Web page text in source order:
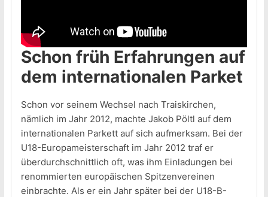
Schon früh Erfahrungen auf
dem internationalen Parket
Schon vor seinem Wechsel nach Traiskirchen,
nämlich im Jahr 2012, machte Jakob Pöltl auf dem
internationalen Parkett auf sich aufmerksam. Bei der
U18-Europameisterschaft im Jahr 2012 traf er
überdurchschnittlich oft, was ihm Einladungen bei
renommierten europäischen Spitzenvereinen
einbrachte. Als er ein Jahr später bei der U18-B-